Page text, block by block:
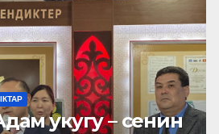
укугу – сенин